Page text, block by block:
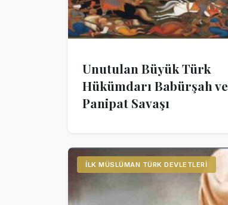
Unutulan Büyük Türk
Hükümdarı Babürşah ve
Panipat Savaşı
İLK MÜSLÜMAN TÜRK DEVLETLERI